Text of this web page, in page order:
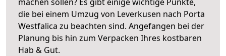
die bei einem Umzug von Leverkusen nach Porta
Westfalica zu beachten sind. Angefangen bei der
Planung bis hin zum Verpacken Ihres kostbaren
Hab & Gut.